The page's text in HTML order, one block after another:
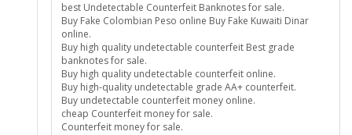
best Undetectable Counterfeit Banknotes for sale.
Buy Fake Colombian Peso online Buy Fake Kuwaiti Dinar
online.
Buy high quality undetectable counterfeit Best grade
banknotes for sale.
Buy high quality undetectable counterfeit online.
Buy high-quality undetectable grade AA+ counterfeit.
Buy undetectable counterfeit money online.
cheap Counterfeit money for sale.
Counterfeit money for sale.